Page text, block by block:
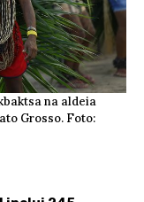
na aldeia
Grosso. Foto: